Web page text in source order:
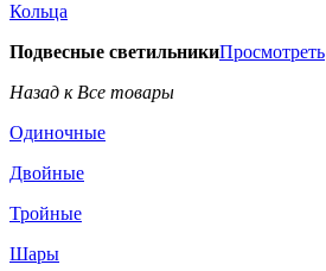
Кольца
Подвесные светильникиПросмотреть
Назад к Все товары
Одиночные
Двойные
Тройные
Шары